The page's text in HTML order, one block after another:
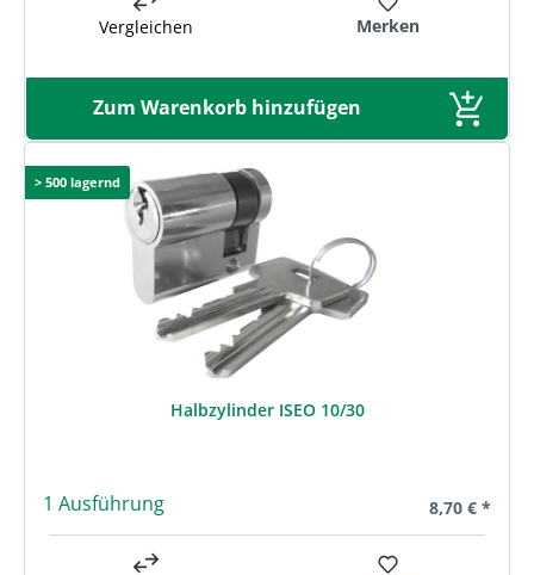
Vergleichen Merken
Zum Warenkorb hinzufügen
> 500 lagernd
Halbzylinder ISEO 10/30
1 Ausführung Regulärer
8,70 € *